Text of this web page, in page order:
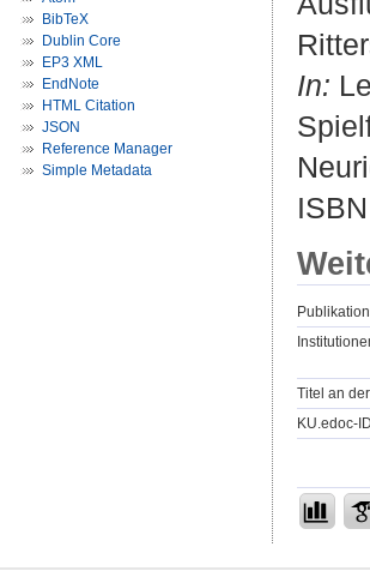
BibTeX
Dublin Core
EP3 XML
EndNote
HTML Citation
JSON
Reference Manager
Simple Metadata
In:
Titel an
KU.edoc-